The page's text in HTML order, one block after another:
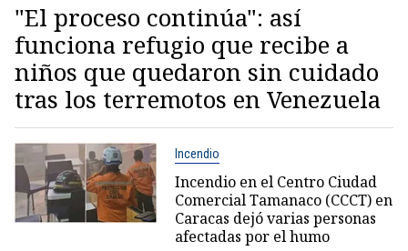
"El proceso continúa": así
funciona refugio que recibe a
niños que quedaron sin cuidado
tras los terremotos en Venezuela
Incendio
Incendio en el Centro Ciudad
Comercial Tamanaco (CCCT) en
Caracas dejó varias personas
afectadas por el humo